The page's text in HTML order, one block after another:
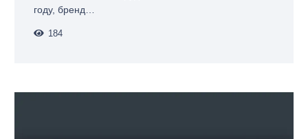
году, бренд…
184